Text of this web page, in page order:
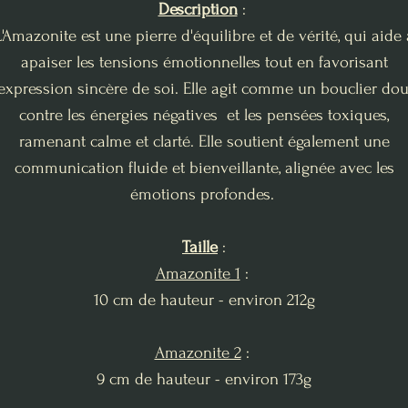
Description:
est une pierre d'équilibre et de vérité, qui aide
apaiser les tensions émotionnelles tout en favorisant
sincère de soi. Elle agit comme un bouclier
contre les énergies négatives et les pensées toxiques,
ramenant calme et clarté. Elle soutient également une
communication fluide et bienveillante, alignée avec les
émotions profondes.
Taille:
Amazonite 1 :
10 cm de hauteur - environ 212g
Amazonite 2:
9 cm de hauteur - environ 173g